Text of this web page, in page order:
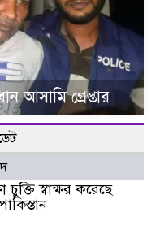
আসামি গ্রেপ্তার
চুক্তি স্বাক্ষর করেছে